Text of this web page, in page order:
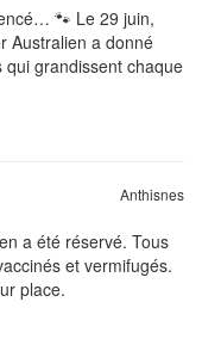
🐾 Le 29 juin,
Australien a donné
grandissent chaque
Anthisnes
a été réservé. Tous
et vermifugés.
place.